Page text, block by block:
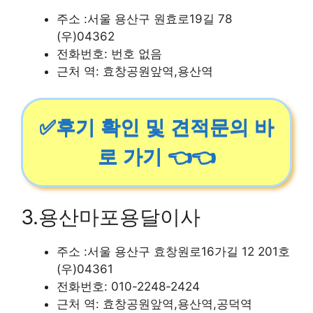
주소 :서울 용산구 원효로19길 78
(우)04362
전화번호: 번호 없음
근처 역: 효창공원앞역,용산역
✅후기 확인 및 견적문의 바
로 가기 👈👈
3.용산마포용달이사
주소 :서울 용산구 효창원로16가길 12 201호
(우)04361
전화번호: 010-2248-2424
근처 역: 효창공원앞역,용산역,공덕역